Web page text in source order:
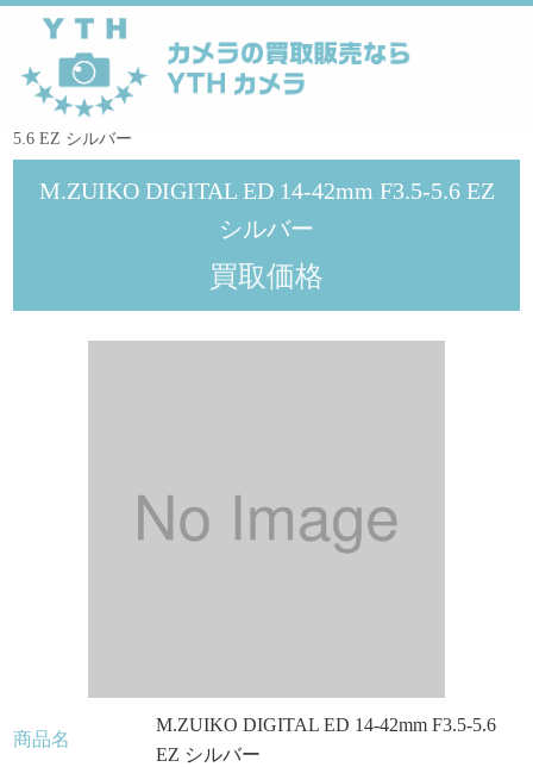
YTHカメラ >
5.6 EZ シルバー
M.ZUIKO DIGITAL ED 14-42mm F3.5-5.6 EZ
シルバー
買取価格
商品名
M.ZUIKO DIGITAL ED 14-42mm F3.5-5.6
EZ シルバー